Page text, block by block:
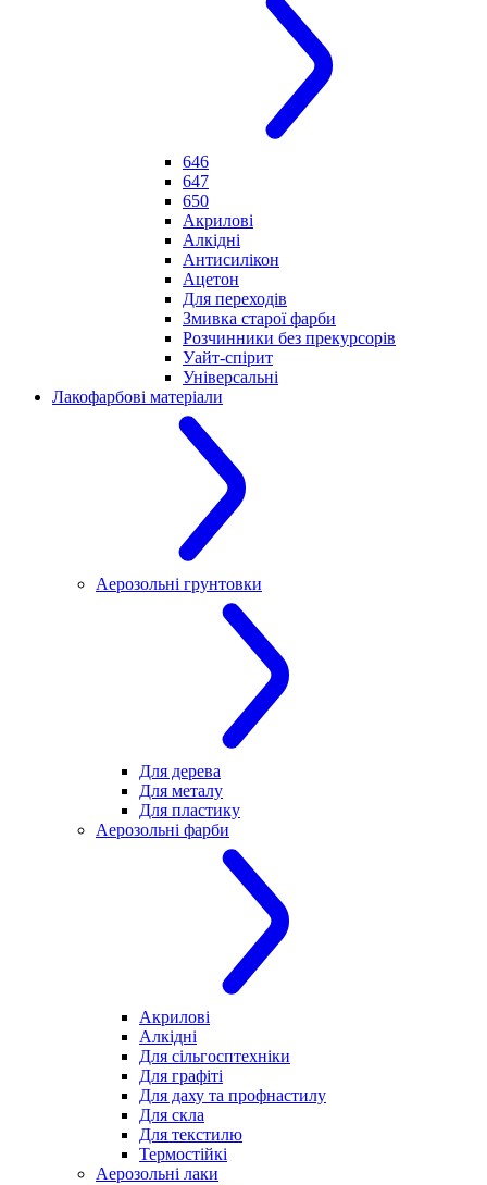
646
647
650
Акрилові
Алкідні
Антисилікон
Ацетон
Для переходів
Змивка старої фарби
Розчинники без прекурсорів
Уайт-спірит
Універсальні
Лакофарбові матеріали
Аерозольні грунтовки
Для дерева
Для металу
Для пластику
Аерозольні фарби
Акрилові
Алкідні
Для cільгосптехніки
Для графіті
Для даху та профнастилу
Для скла
Для текстилю
Термостійкі
Аерозольні лаки